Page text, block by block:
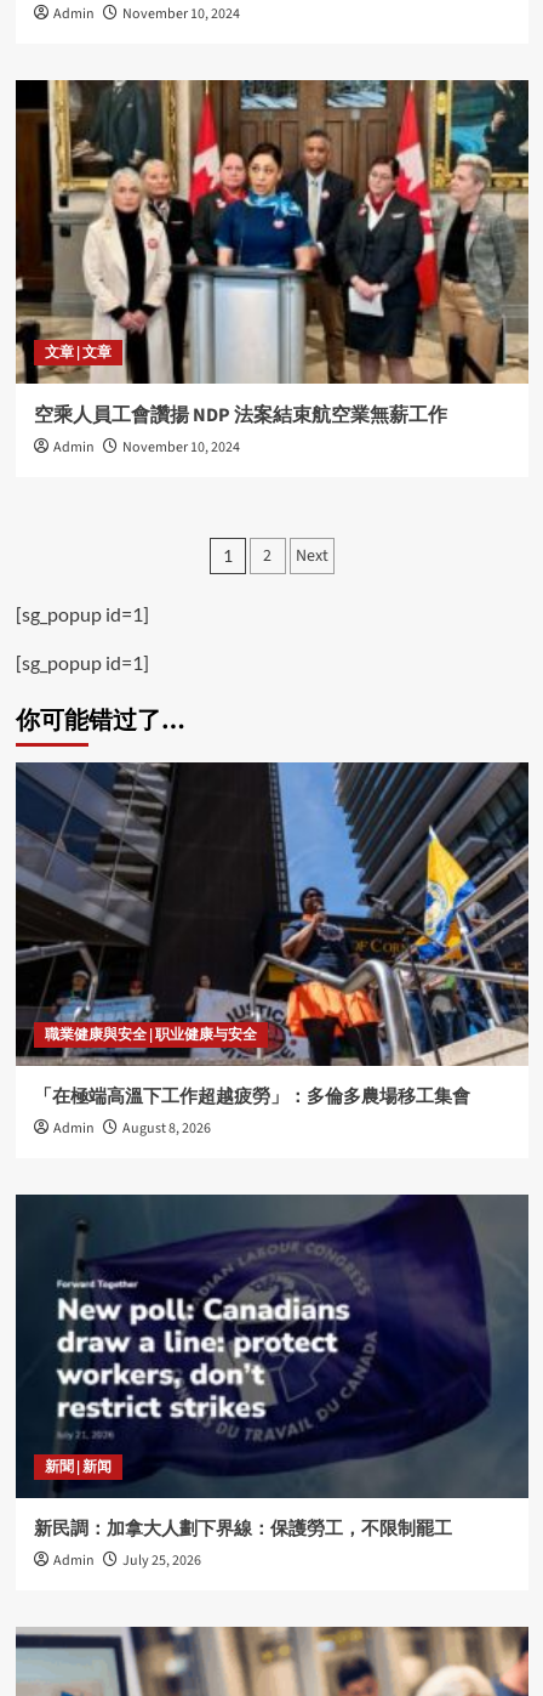
Admin November 10, 2024
文章 | 文章
空乘人員工會讚揚 NDP 法案結束航空業無薪工作
Admin November 10, 2024
Posts
1 2 Next
[sg_popup id=1]
[sg_popup id=1]
你可能错过了…
職業健康與安全 | 职业健康与安全
「在極端高溫下工作超越疲勞」：多倫多農場移工集會
Admin August 8, 2026
新聞 | 新闻
新民調：加拿大人劃下界線：保護勞工，不限制罷工
Admin July 25, 2026